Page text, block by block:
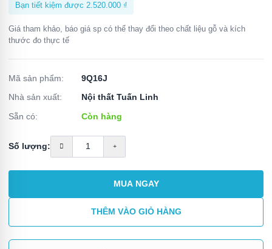
Bạn tiết kiệm được 2.520.000 ₫
Giá tham khảo, báo giá sp có thể thay đổi theo chất liệu gỗ và kích
thước đo thực tế
Mã sản phẩm:
9Q16J
Nhà sản xuất:
Nội thất Tuấn Linh
Sẵn có:
Còn hàng
Số lượng:
MUA NGAY
THÊM VÀO GIỎ HÀNG